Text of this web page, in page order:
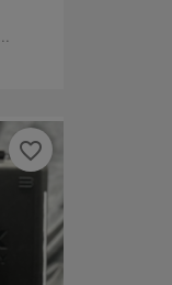
favorite_border